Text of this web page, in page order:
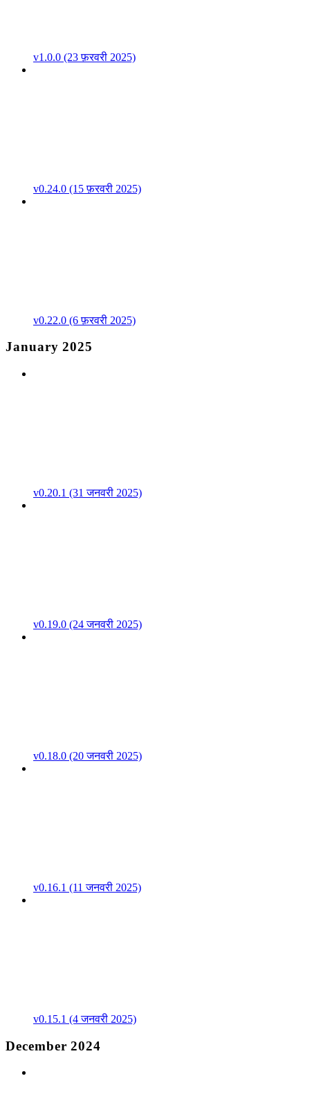
v1.0.0 (23 फ़रवरी 2025)
v0.24.0 (15 फ़रवरी 2025)
v0.22.0 (6 फ़रवरी 2025)
January 2025
v0.20.1 (31 जनवरी 2025)
v0.19.0 (24 जनवरी 2025)
v0.18.0 (20 जनवरी 2025)
v0.16.1 (11 जनवरी 2025)
v0.15.1 (4 जनवरी 2025)
December 2024